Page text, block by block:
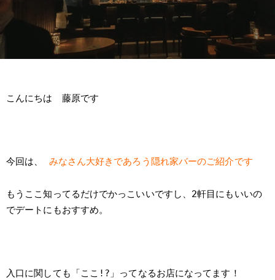
こんにちは 藤原です
今回は、 みなさん大好きであろう隠れ家バーのご紹介です
もうここ知ってるだけでかっこいいですし、2軒目にもいいの
でデートにもおすすめ。
入口に関しても「ここ!?」ってなるお店になってます！